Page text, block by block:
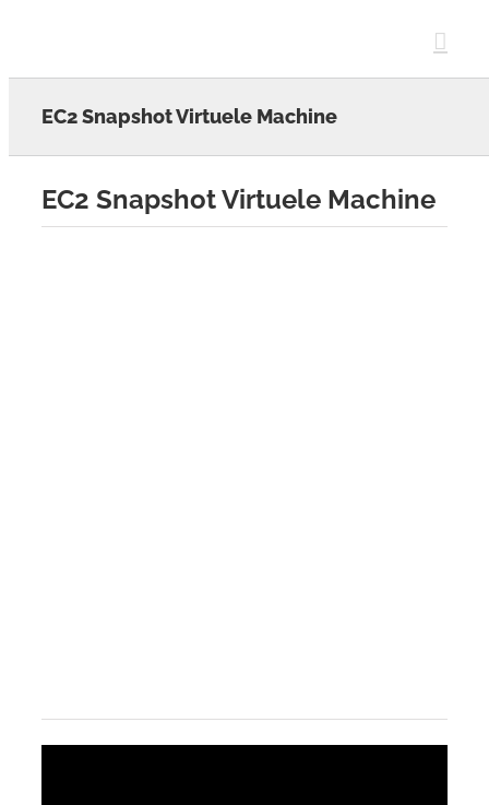
EC2 Snapshot Virtuele Machine
EC2 Snapshot Virtuele Machine